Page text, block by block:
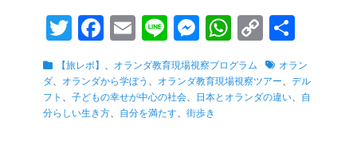
T
wi
tte
r
Fa
bo
ok
E
m
ail
Li
ne
M
es
se
ng
W
ha
ts
A
C
op
y
Li
カ
テ
ゴ
リ
【旅レポ】 、 オランダ教育現場視察プログラム
タ
グ
オラン
ダ、 オランダから学ぼう 、 オランダ教育現場視察ツアー、 デル
フト 、 子どもの幸せが中心の社会、 日本とオランダの違い、 自
分らしい生き方、 自分を満たす、 街歩き